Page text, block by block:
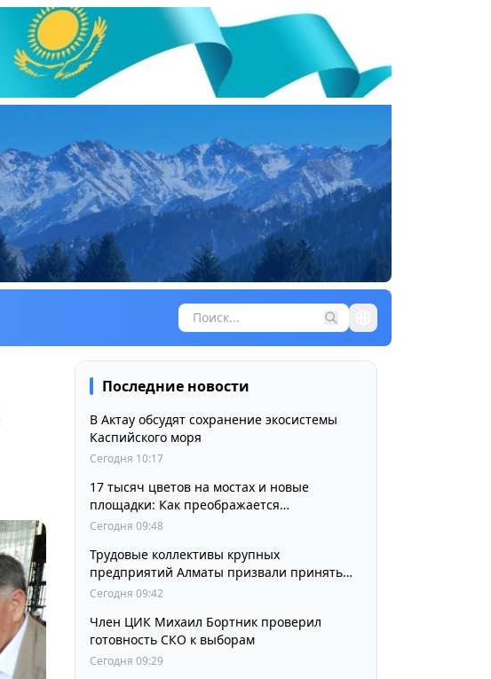
Последние новости
В Актау обсудят сохранение экосистемы
Каспийского моря
Сегодня 10:17
17 тысяч цветов на мостах и новые
площадки: Как преображается
Наурызбайский район
Сегодня 09:48
Трудовые коллективы крупных
предприятий Алматы призвали принять
участие в выборах членов Курултая
Сегодня 09:42
Член ЦИК Михаил Бортник проверил
готовность СКО к выборам
Сегодня 09:29